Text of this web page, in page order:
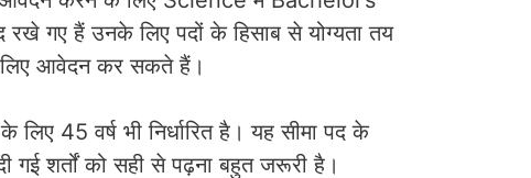
गए हैं उनके लिए पदों के हिसाब से योग्यता तय
आवेदन कर सकते हैं।
45 वर्ष भी निर्धारित है। यह सीमा पद के
शर्तों को सही से पढ़ना बहुत जरूरी है।